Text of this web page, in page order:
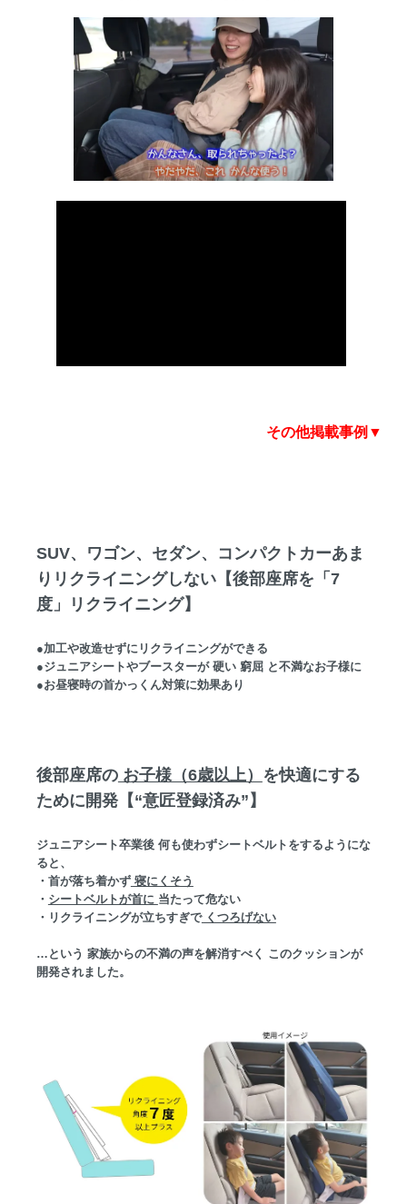
その他掲載事例▼
SUV、ワゴン、セダン、コンパクトカーあま
りリクライニングしない【後部座席を「7
度」リクライニング】
●加工や改造せずにリクライニングができる
●ジュニアシートやブースターが 硬い 窮屈 と不満なお子様に
●お昼寝時の首かっくん対策に効果あり
後部座席のお子様（6歳以上）
を快適にする
ために開発【“意匠登録済み”】
ジュニアシート卒業後 何も使わずシートベルトをするようにな
ると、
・首が落ち着かず寝にくそう
・ シートベルトが首に 当たって危ない
・リクライニングが立ちすぎでくつろげない
…という 家族からの不満の声を解消すべく このクッションが
開発されました。